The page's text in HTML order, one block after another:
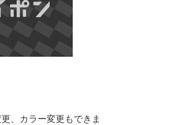
、カラー変更もできま